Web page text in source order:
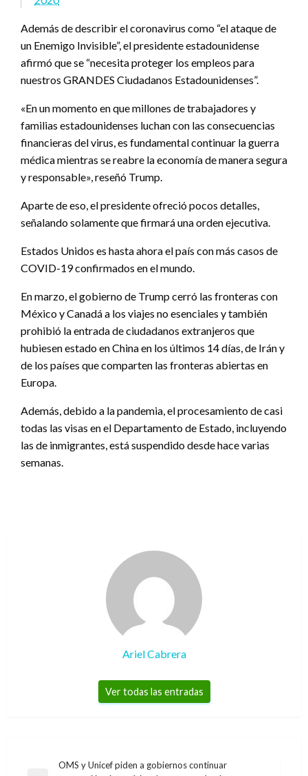
Además de describir el coronavirus como “el ataque de
un Enemigo Invisible”, el presidente estadounidense
afirmó que se “necesita proteger los empleos para
nuestros GRANDES Ciudadanos Estadounidenses”.
«En un momento en que millones de trabajadores y
familias estadounidenses luchan con las consecuencias
financieras del virus, es fundamental continuar la guerra
médica mientras se reabre la economía de manera segura
y responsable», reseñó Trump.
Aparte de eso, el presidente ofreció pocos detalles,
señalando solamente que firmará una orden ejecutiva.
Estados Unidos es hasta ahora el país con más casos de
COVID-19 confirmados en el mundo.
En marzo, el gobierno de Trump cerró las fronteras con
México y Canadá a los viajes no esenciales y también
prohibió la entrada de ciudadanos extranjeros que
hubiesen estado en China en los últimos 14 días, de Irán y
de los países que comparten las fronteras abiertas en
Europa.
Además, debido a la pandemia, el procesamiento de casi
todas las visas en el Departamento de Estado, incluyendo
las de inmigrantes, está suspendido desde hace varias
semanas.
Ariel Cabrera
Ver todas las entradas
Navegación
OMS y Unicef piden a gobiernos continuar